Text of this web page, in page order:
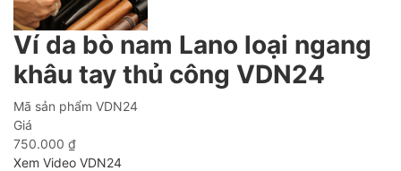
Ví da bò nam Lano loại ngang
khâu tay thủ công VDN24
Mã sản phẩm VDN24
Giá
750.000 ₫
Xem Video VDN24